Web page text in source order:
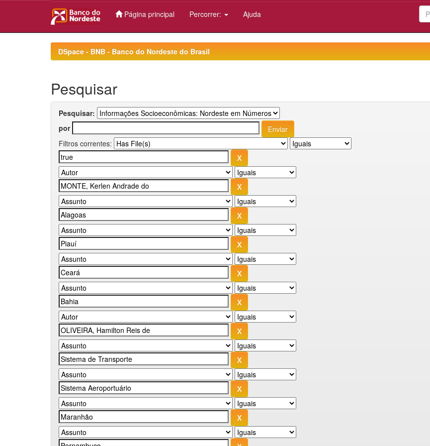
Página principal Percorrer: Ajuda
DSpace - BNB - Banco do Nordeste do Brasil
Pesquisar
Pesquisar:
por
Filtros correntes: